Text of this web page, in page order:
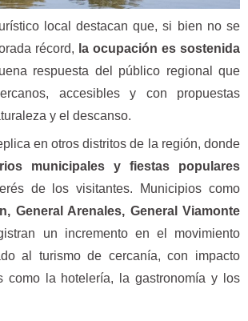
local destacan que, si bien no se
récord, la ocupación es sostenida
respuesta del público regional que
accesibles y con propuestas
y el descanso.
en otros distritos de la región, donde
municipales y fiestas populares
de los visitantes. Municipios como
General Arenales, General Viamonte
un incremento en el movimiento
al turismo de cercanía, con impacto
como la hotelería, la gastronomía y los